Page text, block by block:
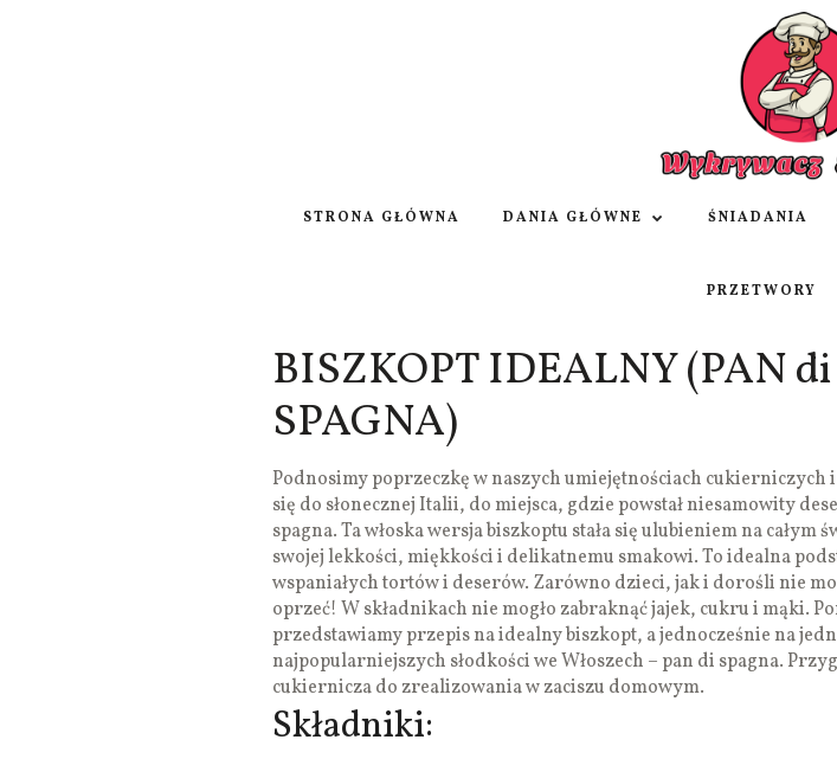
STRONA GŁÓWNA DANIA GŁÓWNE ŚNIADANIA
PRZETWORY
BISZKOPT IDEALNY (PAN di
SPAGNA)
Podnosimy poprzeczkę w naszych umiejętnościach cukierniczych
się do słonecznej Italii, do miejsca, gdzie powstał niesamowity
spagna. Ta włoska wersja biszkoptu stała się ulubieniem na całym
swojej lekkości, miękkości i delikatnemu smakowi. To idealna
wspaniałych tortów i deserów. Zarówno dzieci, jak i dorośli nie
oprzeć! W składnikach nie mogło zabraknąć jajek, cukru i mąki.
przedstawiamy przepis na idealny biszkopt, a jednocześnie na
najpopularniejszych słodkości we Włoszech – pan di spagna.
cukiernicza do zrealizowania w zaciszu domowym.
Składniki: